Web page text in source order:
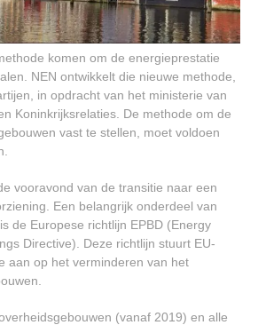
komen om de energieprestatie
NEN ontwikkelt die nieuwe methode,
in opdracht van het ministerie van
Koninkrijksrelaties. De methode om de
vast te stellen, moet voldoen
vooravond van de transitie naar een
Een belangrijk onderdeel van
de Europese richtlijn EPBD (Energy
Directive). Deze richtlijn stuurt EU-
aan op het verminderen van het
(vanaf 2019) en alle